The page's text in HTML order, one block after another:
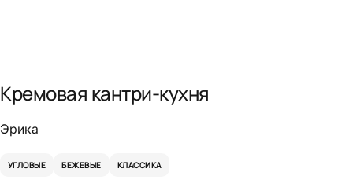
Кремовая кантри-кухня
Эрика
УГЛОВЫЕ БЕЖЕВЫЕ КЛАССИКА